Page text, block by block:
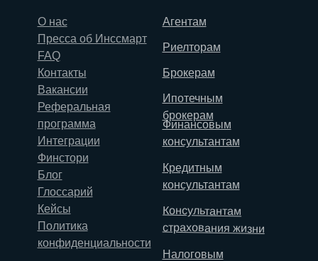
Агентам
Риелторам
Брокерам
Ипотечным
брокерам
Кредитным
консультантам
Консультантам
страхования жизни
Налоговым
Финансовым
консультантам
О нас
Пресса об Инссмарт
FAQ
Контакты
Вакансии
Реферальная
программа
Интеграции
Финстори
Блог
Глоссарий
Кейсы
Политика
конфиденциальности